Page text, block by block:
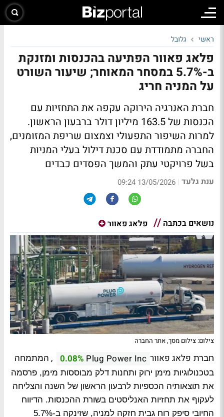
ראשי גלובל
פלאג פאוור הפתיעה בהכנסות ומזנקת
ב-5.7% במסחר המאוחר; שיעור השורט
על המניה חריג
חברת האנרגיה הירוקה עקפה את התחזיות עם
הכנסות של 163.5 מיליון דולר ברבעון הראשון.
למרות השיפור התפעולי וצמצום שריפת המזומנים,
החברה מתמודדת עם סכנת דילול בעלי המניות
בשל פרויקטי עתק והמשך הפסדים כבדים
ענת גלעד |
13/05/2026 09:24
נושאים בכתבה פלאג פאוור
צילום: צילום מסך, אתר החברה
חברת פלאג פאוור Plug Power Inc
0.08%
, המתמחה
בטכנולוגיות מימן ירוק ותחנות דלק מבוססות מימן, פרסמה
את תוצאותיה הכספיות לרבעון הראשון של השנה והצליחה
לעקוף את תחזיות האנליסטים בשורת ההכנסות. הדיווח
החיובי סיפק רוח גבית חזקה למניה, שזינקה ב-5.7%